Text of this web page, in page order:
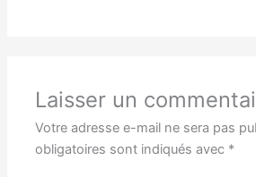
Laisser un
Votre adresse e-mail ne sera pas
obligatoires sont indiqués avec *